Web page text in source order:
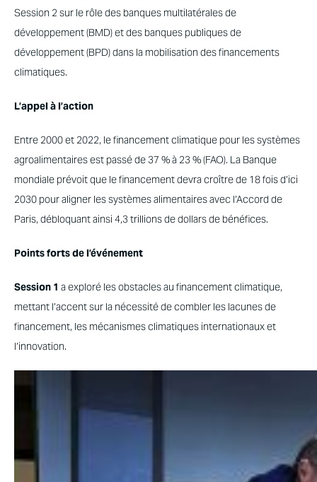
Session 2 sur le rôle des banques multilatérales de
développement (BMD) et des banques publiques de
développement (BPD) dans la mobilisation des financements
climatiques.
L’appel à l’action
Entre 2000 et 2022, le financement climatique pour les systèmes
agroalimentaires est passé de 37 % à 23 % (FAO). La Banque
mondiale prévoit que le financement devra croître de 18 fois d’ici
2030 pour aligner les systèmes alimentaires avec l’Accord de
Paris, débloquant ainsi 4,3 trillions de dollars de bénéfices.
Points forts de l’événement
Session 1 a exploré les obstacles au financement climatique,
mettant l’accent sur la nécessité de combler les lacunes de
financement, les mécanismes climatiques internationaux et
l’innovation.